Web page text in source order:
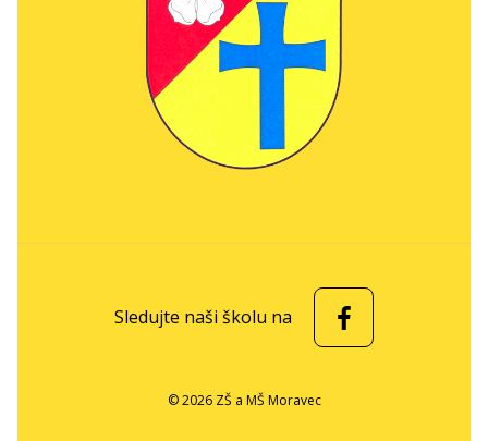
© 2026 ZŠ a MŠ Moravec
Sledujte naši školu na